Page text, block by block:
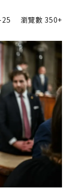
瀏覽數 350+